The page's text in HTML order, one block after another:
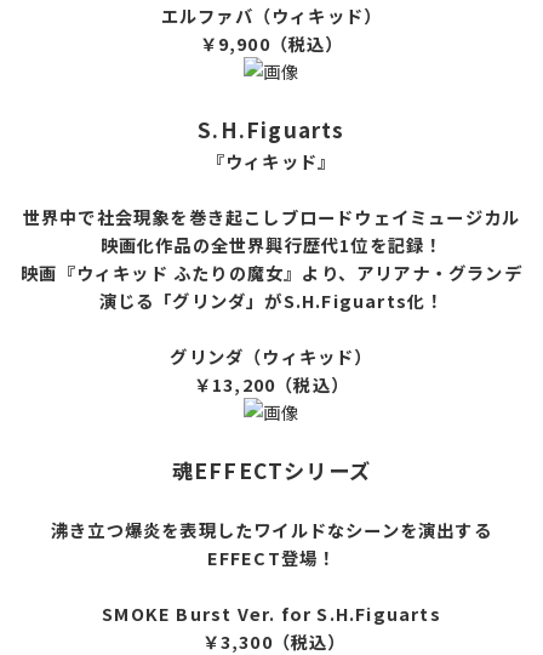
エルファバ（ウィキッド）
￥9,900（税込）
S.H.Figuarts
『ウィキッド』
世界中で社会現象を巻き起こしブロードウェイミュージカル
映画化作品の全世界興行歴代1位を記録！
映画『ウィキッド ふたりの魔女』より、アリアナ・グランデ
演じる「グリンダ」がS.H.Figuarts化！
グリンダ（ウィキッド）
￥13,200（税込）
魂EFFECTシリーズ
沸き立つ爆炎を表現したワイルドなシーンを演出する
EFFECT登場！
SMOKE Burst Ver. for S.H.Figuarts
￥3,300（税込）